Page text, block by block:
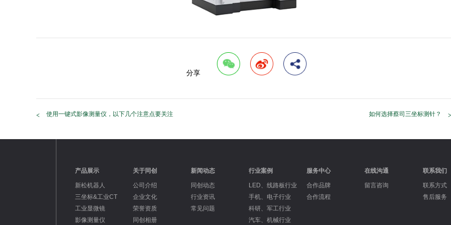
分享
使用一键式影像测量仪，以下几个注意点要关注 如何选择蔡司三坐标测针？
产品展示
新松机器人
三坐标&工业CT
工业显微镜
影像测量仪
关于同创
公司介绍
企业文化
荣誉资质
同创相册
新闻动态
同创动态
行业资讯
常见问题
行业案例
LED、线路板行业
手机、电子行业
科研、军工行业
汽车、机械行业
服务中心
合作品牌
合作流程
在线沟通
留言咨询
联系我们
联系方式
售后服务